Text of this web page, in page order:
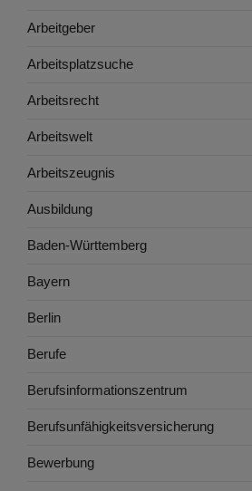
Arbeitgeber
Arbeitsplatzsuche
Arbeitsrecht
Arbeitswelt
Arbeitszeugnis
Ausbildung
Baden-Württemberg
Bayern
Berlin
Berufe
Berufsinformationszentrum
Berufsunfähigkeitsversicherung
Bewerbung